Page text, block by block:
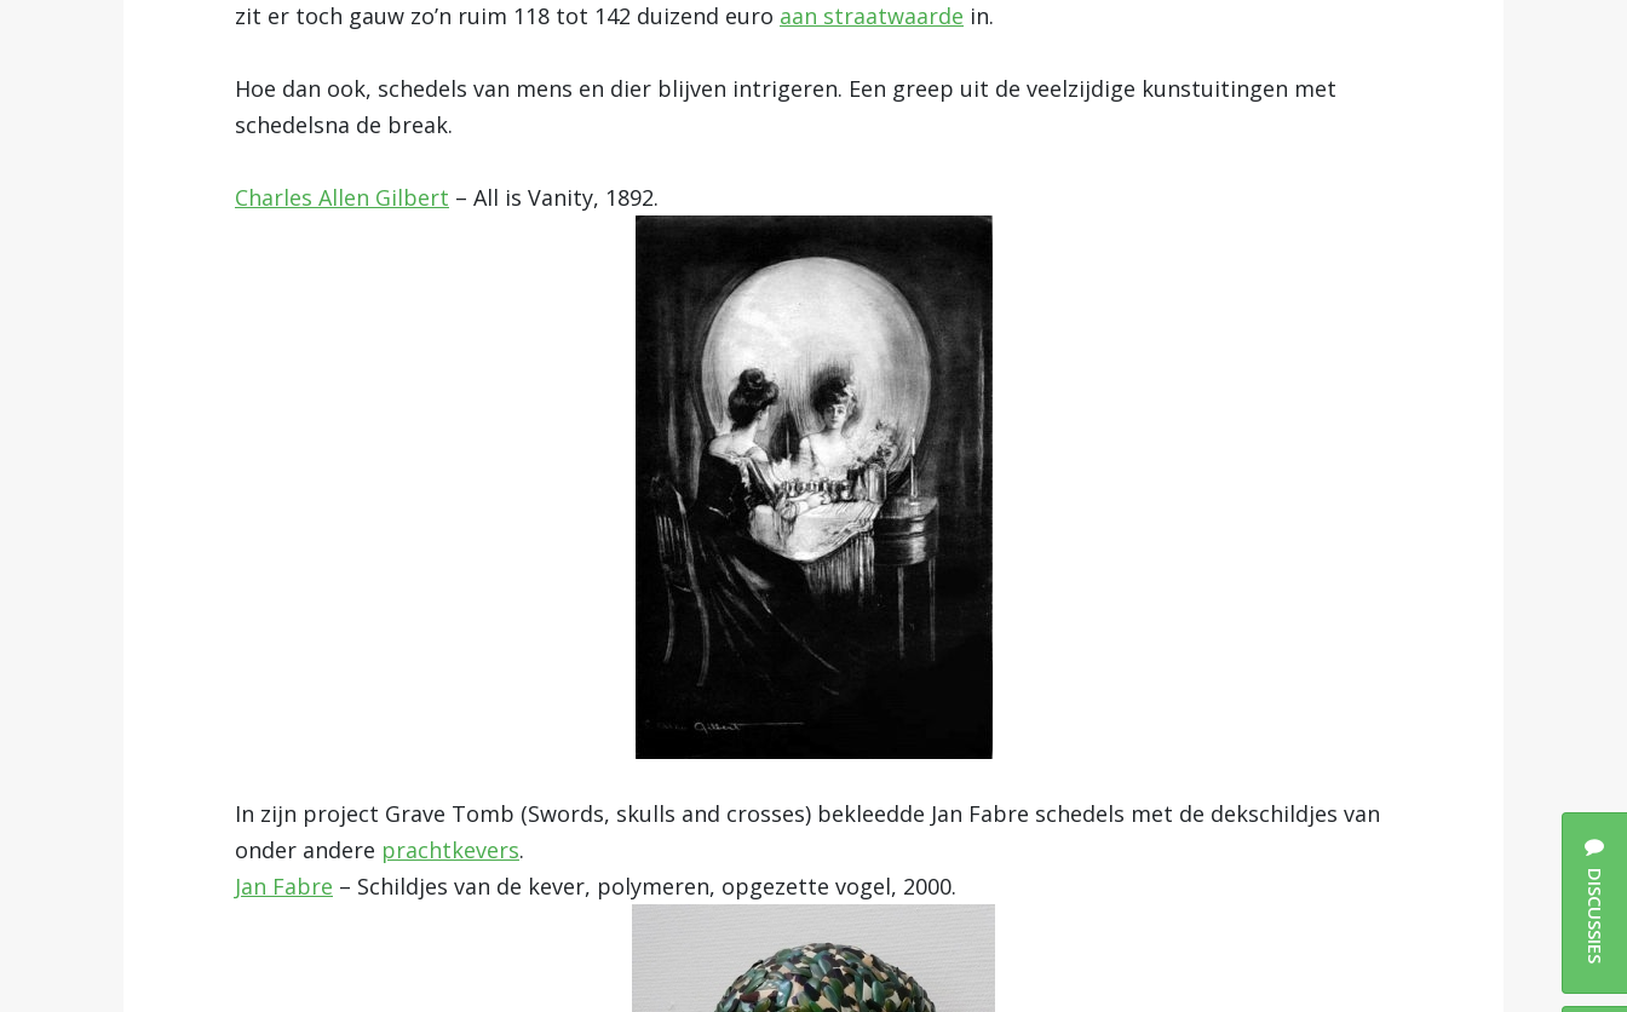
zit er toch gauw zo’n ruim 118 tot 142 duizend euro aan straatwaarde in.
Hoe dan ook, schedels van mens en dier blijven intrigeren. Een greep uit de veelzijdige kunstuitingen met
schedelsna de break.
Charles Allen Gilbert – All is Vanity, 1892.
In zijn project Grave Tomb (Swords, skulls and crosses) bekleedde Jan Fabre schedels met de dekschildjes van
onder andere prachtkevers.
Jan Fabre – Schildjes van de kever, polymeren, opgezette vogel, 2000. DISCUSSIES